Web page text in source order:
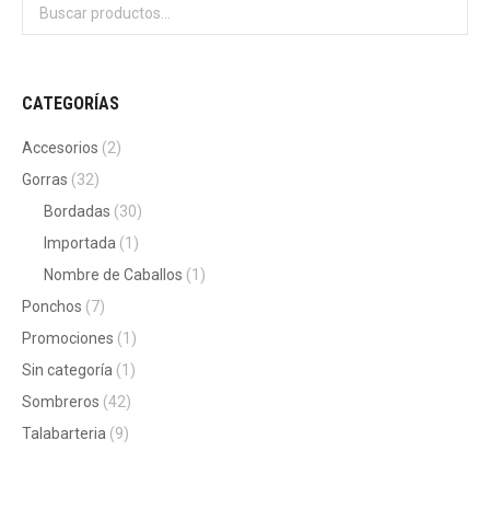
CATEGORÍAS
Accesorios (2)
Gorras (32)
Bordadas (30)
Importada (1)
Nombre de Caballos (1)
Ponchos (7)
Promociones (1)
Sin categoría (1)
Sombreros (42)
Talabarteria (9)